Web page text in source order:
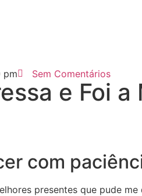
pm Sem Comentários
e Foi
com
presentes que pude